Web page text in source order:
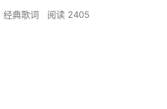
经典歌词 阅读 2405